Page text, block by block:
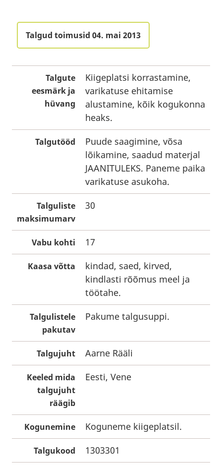
Talgud toimusid 04. mai 2013
Talgute
eesmärk ja
hüvang
Kiigeplatsi korrastamine,
varikatuse ehitamise
alustamine, kõik kogukonna
heaks.
Talgutööd
Puude saagimine, võsa
lõikamine, saadud materjal
JAANITULEKS. Paneme paika
varikatuse asukoha.
Talguliste
maksimumarv
30
Vabu kohti 17
Kaasa võtta
kindad, saed, kirved,
kindlasti rõõmus meel ja
töötahe.
Talgulistele
pakutav
Pakume talgusuppi.
Talgujuht Aarne Rääli
Keeled mida
talgujuht
räägib
Eesti, Vene
Kogunemine Koguneme kiigeplatsil.
Talgukood 1303301